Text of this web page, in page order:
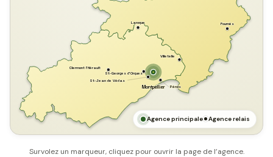
Montpellier Pérols
Laroque Fournès
Villetelle
St-Georges d'Orques
Clermont l'Hérault
St-Jean de Védas
Agence principale Agence relais
Survolez un marqueur, cliquez pour ouvrir la page de l’agence.